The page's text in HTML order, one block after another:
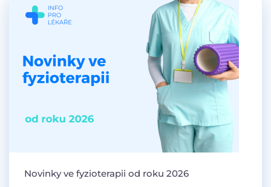
Novinky ve fyzioterapii od roku 2026